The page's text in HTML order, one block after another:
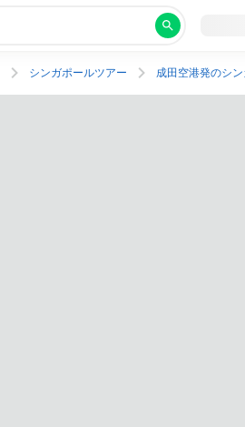
シンガポールツアー 成田空港発のシ